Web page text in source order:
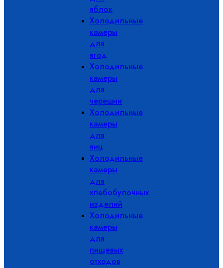
яблок
Холодильные
камеры
для
ягод
Холодильные
камеры
для
черешни
Холодильные
камеры
для
яиц
Холодильные
камеры
для
хлебобулочных
изделий
Холодильные
камеры
для
пищевых
отходов